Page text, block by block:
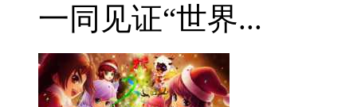
一同见证“世界...